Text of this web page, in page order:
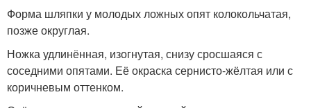
Форма шляпки у молодых ложных опят колокольчатая,
позже округлая.
Ножка удлинённая, изогнутая, снизу сросшаяся с
соседними опятами. Её окраска сернисто-жёлтая или с
коричневым оттенком.